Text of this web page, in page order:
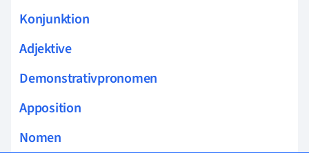
Konjunktion
Adjektive
Demonstrativpronomen
Apposition
Nomen